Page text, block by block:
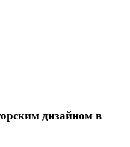
дизайном в